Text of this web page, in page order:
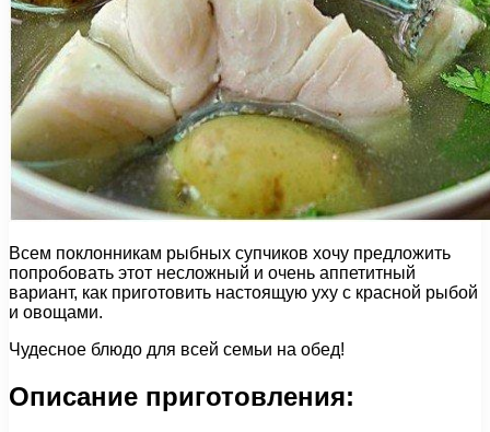
Всем поклонникам рыбных супчиков хочу предложить
попробовать этот несложный и очень аппетитный
вариант, как приготовить настоящую уху с красной рыбой
и овощами.
Чудесное блюдо для всей семьи на обед!
Описание приготовления: